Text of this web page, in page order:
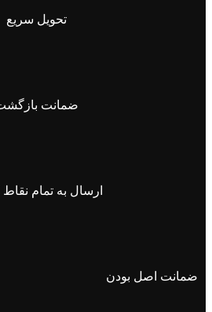
تحویل سریع
ضمانت
ارسال به تمام
ضمانت اصل بودن